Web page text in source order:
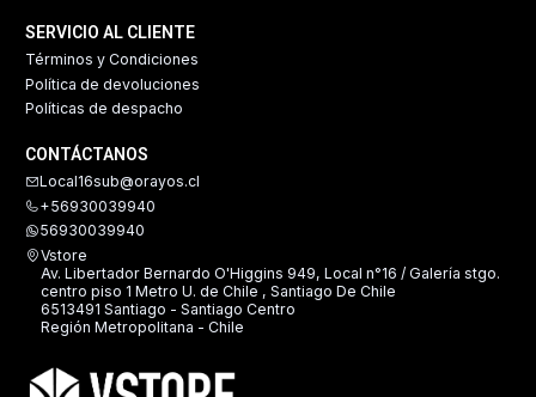
SERVICIO AL CLIENTE
Términos y Condiciones
Política de devoluciones
Políticas de despacho
CONTÁCTANOS
Local16sub@orayos.cl
+56930039940
56930039940
Vstore
Av. Libertador Bernardo O'Higgins 949, Local n°16 / Galería stgo.
centro piso 1 Metro U. de Chile , Santiago De Chile
6513491 Santiago - Santiago Centro
Región Metropolitana - Chile